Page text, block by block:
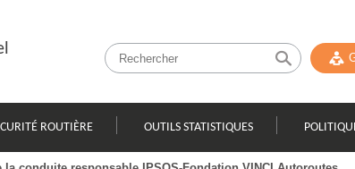
ROUTIÈRE OUTILS STATISTIQUES